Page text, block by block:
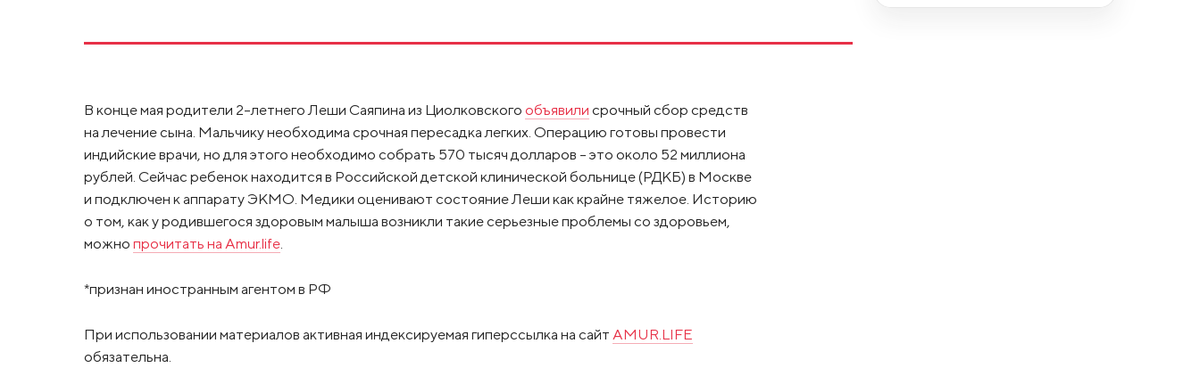
В конце мая родители 2-летнего Леши Саяпина из Циолковского объявили срочный сбор средств
на лечение сына. Мальчику необходима срочная пересадка легких. Операцию готовы провести
индийские врачи, но для этого необходимо собрать 570 тысяч долларов – это около 52 миллиона
рублей. Сейчас ребенок находится в Российской детской клинической больнице (РДКБ) в Москве
и подключен к аппарату ЭКМО. Медики оценивают состояние Леши как крайне тяжелое. Историю
о том, как у родившегося здоровым малыша возникли такие серьезные проблемы со здоровьем,
можно прочитать на Amur.life.
*признан иностранным агентом в РФ
При использовании материалов активная индексируемая гиперссылка на сайт AMUR.LIFE
обязательна.